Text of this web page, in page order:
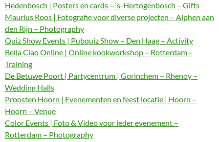
Hedenbosch | Posters en cards – ‘s-Hertogenbosch – Gifts
Maurius Roos | Fotografie voor diverse projecten – Alphen aan
den Rijn – Photography
Quiz Show Events | Pubquiz Show – Den Haag – Activity
Bella Ciao Online | Online kookworkshop – Rotterdam –
Training
De Betuwe Poort | Partycentrum | Gorinchem – Rhenoy –
Wedding Halls
Proosten Hoorn | Evenementen en feest locatie | Hoorn –
Hoorn – Venue
Color Events | Foto & Video voor ieder evenement –
Rotterdam – Photography